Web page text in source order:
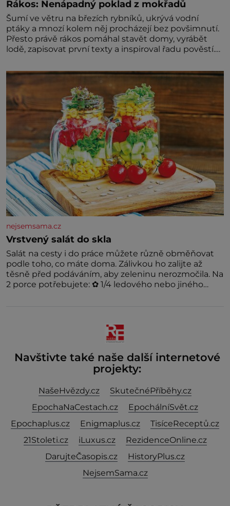
Rákos: Nenápadný poklad z mokřadů
Šumí ve větru na březích rybníků, ukrývá vodní
ptáky a mnozí kolem něj procházejí bez povšimnutí.
Přesto právě rákos pomáhal stavět domy, vyrábět
lodě, zapisovat první texty a inspiroval řadu pověstí.
už tisíce let. Většina lidí vnímá rákos jen jako
obyčejnou kulisu letního koupání. Stačí se však
podívat
nejsemsama.cz
Vrstvený salát do skla
Salát na cesty i do práce můžete různě obměňovat
podle toho, co máte doma. Zálivkou ho zalijte až
těsně před podáváním, aby zeleninu nerozmočila. Na
2 porce potřebujete: ✿ 1/4 ledového nebo jiného
Navštivte také naše další internetové
projekty:
NašeHvězdy.cz
SkutečnéPříběhy.cz
EpochaNaCestach.cz
EpochálníSvět.cz
Epochaplus.cz
Enigmaplus.cz
TisíceReceptů.cz
21Stoleti.cz
iLuxus.cz
RezidenceOnline.cz
DarujteČasopis.cz
HistoryPlus.cz
NejsemSama.cz